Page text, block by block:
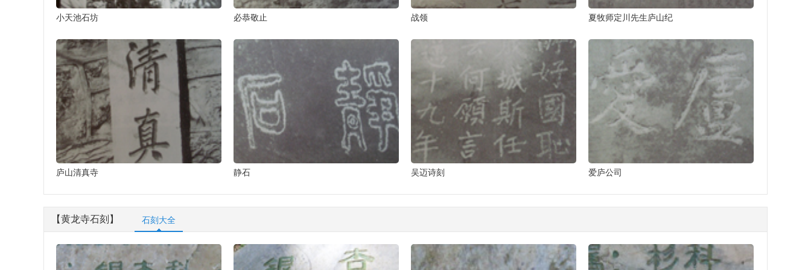
小天池石坊 必恭敬止 战领 夏牧师定川先生庐山纪
庐山清真寺 静石 吴迈诗刻 爱庐公司
【黄龙寺石刻】 石刻大全